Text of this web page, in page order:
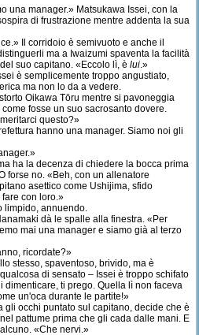
una manager.» Matsukawa Issei, con la
di frustrazione mentre addenta la sua
Il corridoio è semivuoto e anche il
ma a Iwaizumi spaventa la facilità
suo capitano. «Eccolo lì, è lui.»
è semplicemente troppo angustiato,
ma non lo da a vedere.
Oikawa Tōru mentre si pavoneggia
fosse un suo sacrosanto dovere.
questo?»
hanno una manager. Siamo noi gli
ha la decenza di chiedere la bocca prima
forse no. «Beh, con un allenatore
asettico come Ushijima, sfido
con loro.»
limpido, annuendo.
dà le spalle alla finestra. «Per
mai una manager e siamo già al terzo
ricordate?»
stesso, spaventoso, brivido, ma è
di sensato – Issei è troppo schifato
dimenticare, ti prego. Quella lì non faceva
un'oca durante le partite!»
gli occhi puntato sul capitano, decide che è
pattume prima che gli cada dalle mani. E
«Che nervi.»